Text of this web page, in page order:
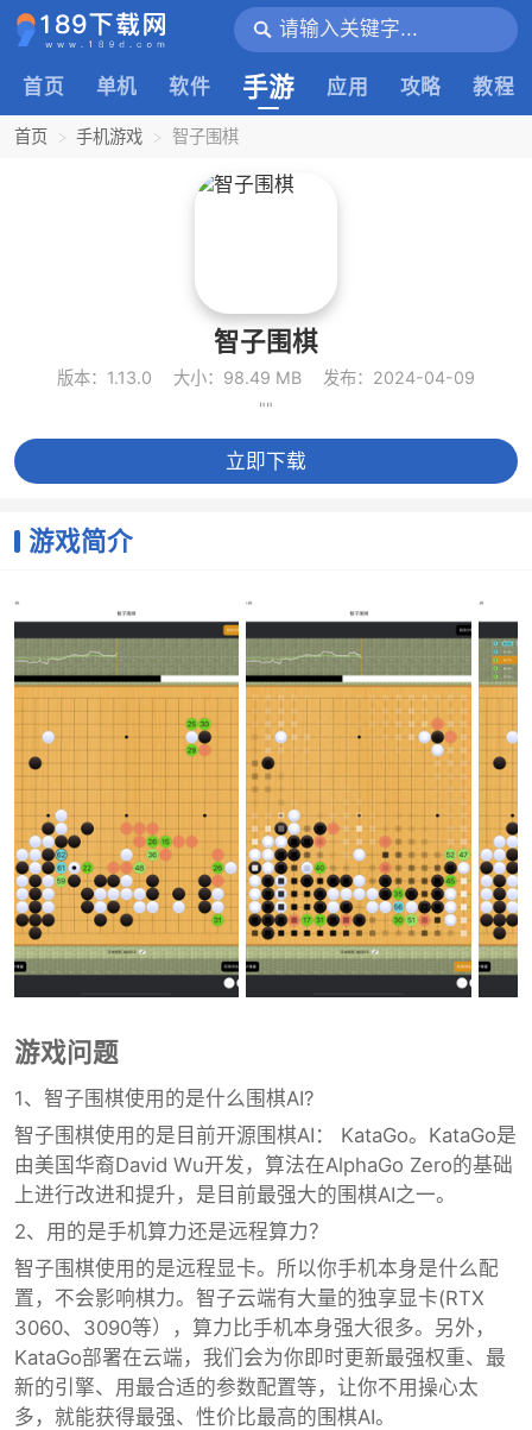
首页 单机 软件 手游 应用 攻略 教程
首页 手机游戏 智子围棋
智子围棋
版本：1.13.0 大小：98.49 MB
发布：2024-04-09
""
立即下载
游戏简介
游戏问题
1、智子围棋使用的是什么围棋AI?
智子围棋使用的是目前开源围棋AI： KataGo。KataGo是
由美国华裔David Wu开发，算法在AlphaGo Zero的基础
上进行改进和提升，是目前最强大的围棋AI之一。
2、用的是手机算力还是远程算力？
智子围棋使用的是远程显卡。所以你手机本身是什么配
置，不会影响棋力。智子云端有大量的独享显卡(RTX
3060、3090等），算力比手机本身强大很多。另外，
KataGo部署在云端，我们会为你即时更新最强权重、最
新的引擎、用最合适的参数配置等，让你不用操心太
多，就能获得最强、性价比最高的围棋AI。